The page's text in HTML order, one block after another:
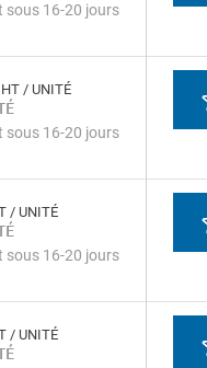
sous 16-20 jours
HT / UNITÉ
sous 16-20 jours
/ UNITÉ
sous 16-20 jours
/ UNITÉ